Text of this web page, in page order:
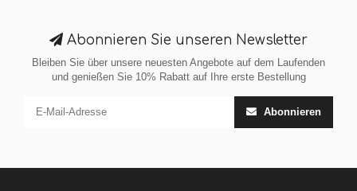
Abonnieren Sie unseren Newsletter
Bleiben Sie über unsere neuesten Angebote auf dem Laufenden
und genießen Sie 10% Rabatt auf Ihre erste Bestellung
Abonnieren